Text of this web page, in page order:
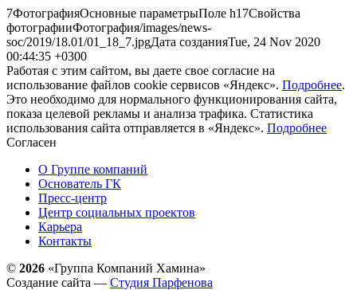
7ФотографияОсновные параметрыПоле h17Свойства
фотографииФотография/images/news-
soc/2019/18.01/01_18_7.jpgДата созданияTue, 24 Nov 2020
00:44:35 +0300
Работая с этим сайтом, вы даете свое согласие на
использование файлов cookie сервисов «Яндекс». Подробнее.
Это необходимо для нормального функционирования сайта,
показа целевой рекламы и анализа трафика. Статистика
использования сайта отправляется в «Яндекс». Подробнее
Согласен
О Группе компаний
Основатель ГК
Пресс-центр
Центр социальных проектов
Карьера
Контакты
© 2026 «Группа Компаний Хамина»
Создание сайта — Студия Парфенова